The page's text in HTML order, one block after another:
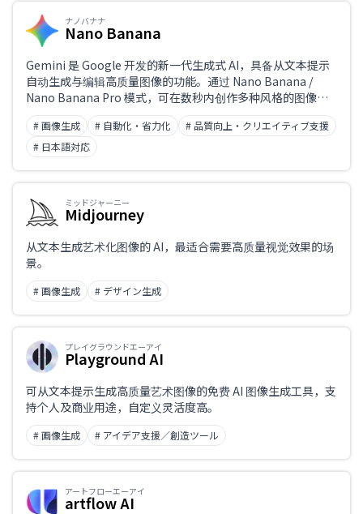
ナノバナナ
Nano Banana
Gemini 是 Google 开发的新一代生成式 AI，具备从文本提示
自动生成与编辑高质量图像的功能。通过 Nano Banana /
Nano Banana Pro 模式，可在数秒内创作多种风格的图像，
并支持对编辑内容进行精细调整。只需文字指令，即可覆盖从
真实照片风到创意表达的广泛需求，助力视觉内容制作提效。
# 画像生成 # 自動化・省力化
# 品質向上・クリエイティブ支援
# 日本語対応
ミッドジャーニー
Midjourney
从文本生成艺术化图像的 AI，最适合需要高质量视觉效果的场
景。
# 画像生成 # デザイン生成
プレイグラウンドエーアイ
Playground AI
可从文本提示生成高质量艺术图像的免费 AI 图像生成工具，支
持个人及商业用途，自定义灵活度高。
# 画像生成 # アイデア支援／創造ツール
アートフローエーアイ
artflow AI